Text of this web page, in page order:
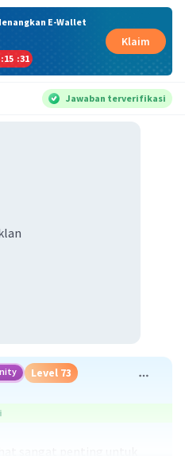
E-Wallet
:15 :31
Klaim
Jawaban terverifikasi
Level 73